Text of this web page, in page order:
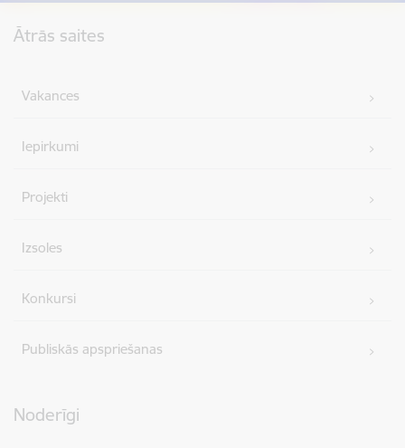
Ātrās saites
Vakances
Iepirkumi
Projekti
Izsoles
Konkursi
Publiskās apspriešanas
Noderīgi